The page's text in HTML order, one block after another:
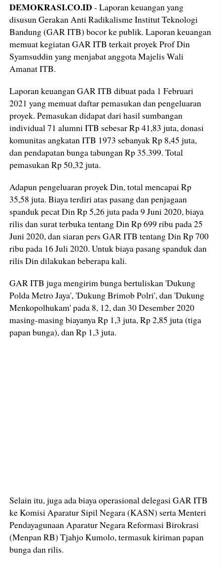
DEMOKRASI.CO.ID - Laporan keuangan yang
disusun Gerakan Anti Radikalisme Institut Teknologi
Bandung (GAR ITB) bocor ke publik. Laporan keuangan
memuat kegiatan GAR ITB terkait proyek Prof Din
Syamsuddin yang menjabat anggota Majelis Wali
Amanat ITB.
Laporan keuangan GAR ITB dibuat pada 1 Februari
2021 yang memuat daftar pemasukan dan pengeluaran
proyek. Pemasukan didapat dari hasil sumbangan
individual 71 alumni ITB sebesar Rp 41,83 juta, donasi
komunitas angkatan ITB 1973 sebanyak Rp 8,45 juta,
dan pendapatan bunga tabungan Rp 35.399. Total
pemasukan Rp 50,32 juta.
Adapun pengeluaran proyek Din, total mencapai Rp
35,58 juta. Biaya terdiri atas pasang dan penjagaan
spanduk pecat Din Rp 5,26 juta pada 9 Juni 2020, biaya
rilis dan surat terbuka tentang Din Rp 699 ribu pada 25
Juni 2020, dan siaran pers GAR ITB tentang Din Rp 700
ribu pada 16 Juli 2020. Untuk biaya pasang spanduk dan
rilis Din dilakukan beberapa kali.
GAR ITB juga mengirim bunga bertuliskan 'Dukung
Polda Metro Jaya', 'Dukung Brimob Polri', dan 'Dukung
Menkopolhukam' pada 8, 12, dan 30 Desember 2020
masing-masing biayanya Rp 1,3 juta, Rp 2,85 juta (tiga
papan bunga), dan Rp 1,3 juta.
Selain itu, juga ada biaya operasional delegasi GAR ITB
ke Komisi Aparatur Sipil Negara (KASN) serta Menteri
Pendayagunaan Aparatur Negara Reformasi Birokrasi
(Menpan RB) Tjahjo Kumolo, termasuk kiriman papan
bunga dan rilis.